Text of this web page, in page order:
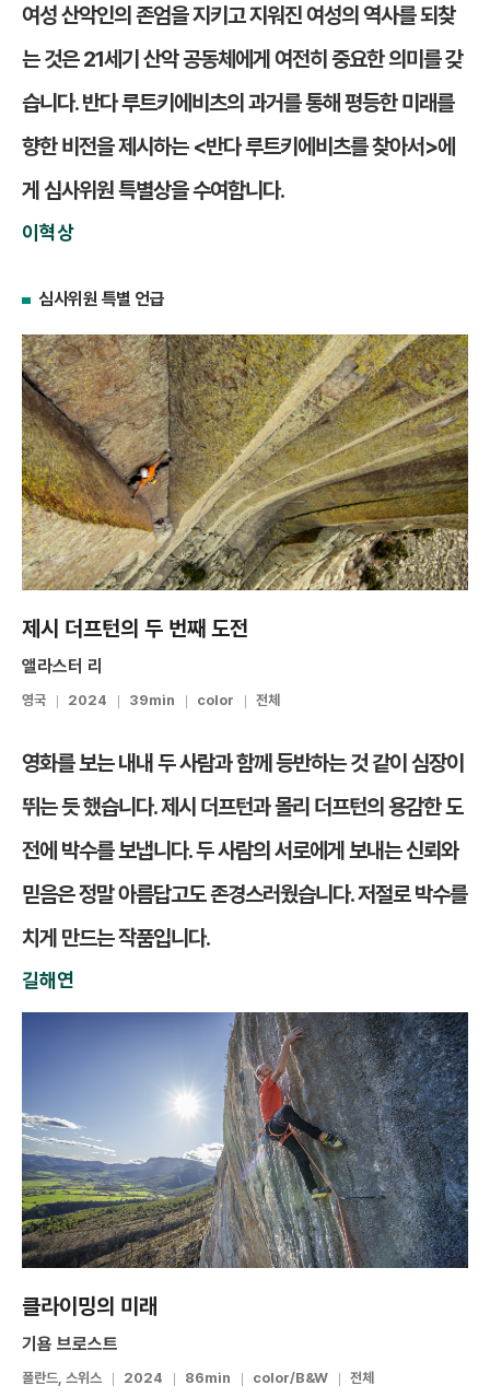
여성 산악인의 존엄을 지키고 지워진 여성의 역사를 되찾
는 것은 21세기 산악 공동체에게 여전히 중요한 의미를 갖
습니다. 반다 루트키에비츠의 과거를 통해 평등한 미래를
향한 비전을 제시하는 <반다 루트키에비츠를 찾아서>에
게 심사위원 특별상을 수여합니다.
이혁상
심사위원 특별 언급
제시 더프턴의 두 번째 도전
앨라스터 리
영국 2024 39min color 전체
영화를 보는 내내 두 사람과 함께 등반하는 것 같이 심장이
뛰는 듯 했습니다. 제시 더프턴과 몰리 더프턴의 용감한 도
전에 박수를 보냅니다. 두 사람의 서로에게 보내는 신뢰와
믿음은 정말 아름답고도 존경스러웠습니다. 저절로 박수를
치게 만드는 작품입니다.
길해연
클라이밍의 미래
기욤 브로스트
폴란드, 스위스 2024 86min color/B&W 전체